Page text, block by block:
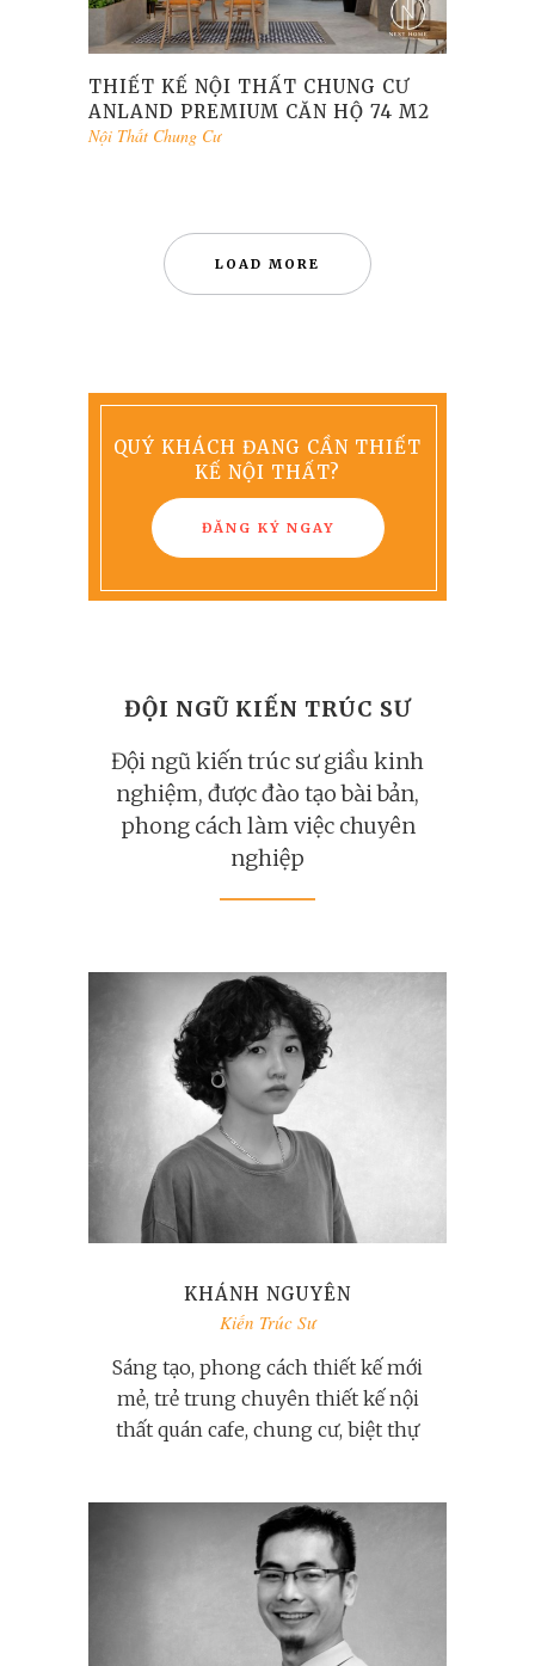
THIẾT KẾ NỘI THẤT CHUNG CƯ
ANLAND PREMIUM CĂN HỘ 74 M2
Nội Thất Chung Cư
LOAD MORE
QUÝ KHÁCH ĐANG CẦN THIẾT
KẾ NỘI THẤT?
ĐĂNG KÝ NGAY
ĐỘI NGŨ KIẾN TRÚC SƯ
Đội ngũ kiến trúc sư giầu kinh
nghiệm, được đào tạo bài bản,
phong cách làm việc chuyên
nghiệp
KHÁNH NGUYÊN
Kiến Trúc Sư
Sáng tạo, phong cách thiết kế mới
mẻ, trẻ trung chuyên thiết kế nội
thất quán cafe, chung cư, biệt thự